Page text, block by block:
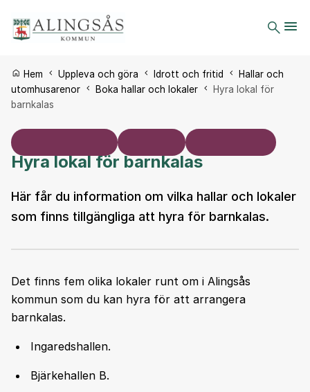
Du är här:
Hem Uppleva och göra Idrott och fritid
Hallar och
utomhusarenor
Boka hallar och lokaler
Hyra lokal för
barnkalas
Hyra lokal för barnkalas
Här får du information om vilka hallar och lokaler
som finns tillgängliga att hyra för barnkalas.
Det finns fem olika lokaler runt om i Alingsås
kommun som du kan hyra för att arrangera
barnkalas.
Ingaredshallen.
Bjärkehallen B.